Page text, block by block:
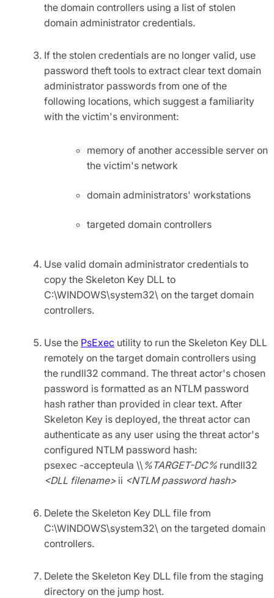
the domain controllers using a list of stolen
domain administrator credentials.
If the stolen credentials are no longer valid, use
password theft tools to extract clear text domain
administrator passwords from one of the
following locations, which suggest a familiarity
with the victim's environment:
memory of another accessible server on
the victim's network
domain administrators' workstations
targeted domain controllers
Use valid domain administrator credentials to
copy the Skeleton Key DLL to
C:\WINDOWS\system32\ on the target domain
controllers.
Use the PsExec utility to run the Skeleton Key DLL
remotely on the target domain controllers using
the rundll32 command. The threat actor's chosen
password is formatted as an NTLM password
hash rather than provided in clear text. After
Skeleton Key is deployed, the threat actor can
authenticate as any user using the threat actor's
configured NTLM password hash:
psexec -accepteula \\ %TARGET-DC% rundll32
<DLL filename>ii <NTLM password hash>
Delete the Skeleton Key DLL file from
C:\WINDOWS\system32\ on the targeted domain
controllers.
Delete the Skeleton Key DLL file from the staging
directory on the jump host.